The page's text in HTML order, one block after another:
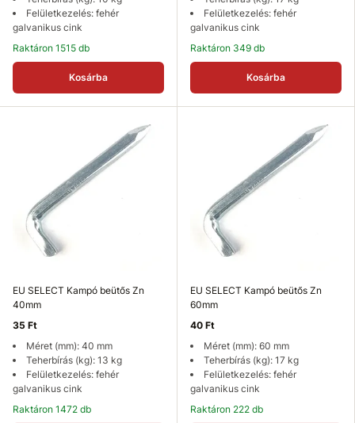
Felületkezelés: fehér
galvanikus cink
Raktáron 1515 db
Kosárba
Felületkezelés: fehér
galvanikus cink
Raktáron 349 db
Kosárba
EU SELECT Kampó beütős Zn
40mm
35 Ft
Méret (mm): 40 mm
Teherbírás (kg): 13 kg
Felületkezelés: fehér
galvanikus cink
Raktáron 1472 db
EU SELECT Kampó beütős Zn
60mm
40 Ft
Méret (mm): 60 mm
Teherbírás (kg): 17 kg
Felületkezelés: fehér
galvanikus cink
Raktáron 222 db